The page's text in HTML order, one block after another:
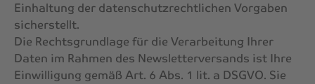
Einhaltung der datenschutzrechtlichen Vorgaben
sicherstellt.
Die Rechtsgrundlage für die Verarbeitung Ihrer
Daten im Rahmen des Newsletterversands ist Ihre
Einwilligung gemäß Art. 6 Abs. 1 lit. a DSGVO. Sie